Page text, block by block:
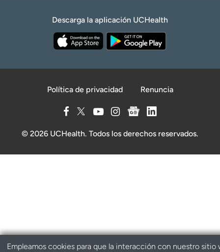
Descarga la aplicación UCHealth
Política de privacidad Renuncia
© 2026 UCHealth. Todos los derechos reservados.
Empleamos cookies para que la interacción con nuestro sitio